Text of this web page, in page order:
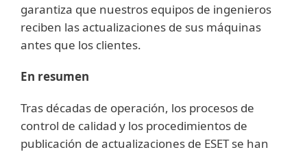
garantiza que nuestros equipos de ingenieros
reciben las actualizaciones de sus máquinas
antes que los clientes.
En resumen
Tras décadas de operación, los procesos de
control de calidad y los procedimientos de
publicación de actualizaciones de ESET se han